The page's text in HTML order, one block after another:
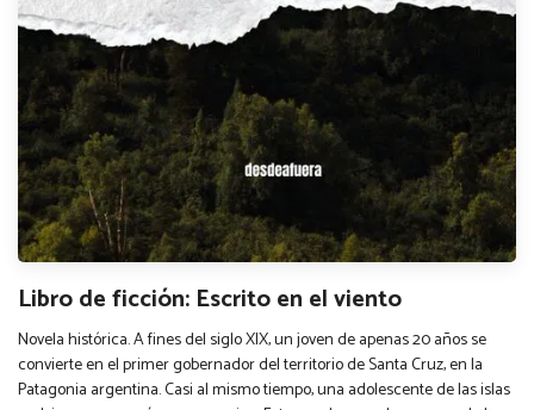
Libro de ficción: Escrito en el viento
Novela histórica. A fines del siglo XIX, un joven de apenas 20 años se
convierte en el primer gobernador del territorio de Santa Cruz, en la
Patagonia argentina. Casi al mismo tiempo, una adolescente de las islas